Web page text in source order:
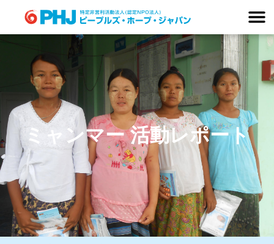
content
ミャンマー 活動レポート